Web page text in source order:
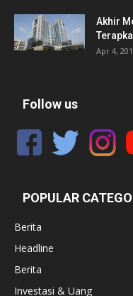
Akhir
Apr 4,
Follow us
POPULAR
Berita
Headline
Berita
Investasi & Uang